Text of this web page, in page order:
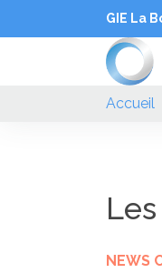
GIE La
Accueil
NEWS